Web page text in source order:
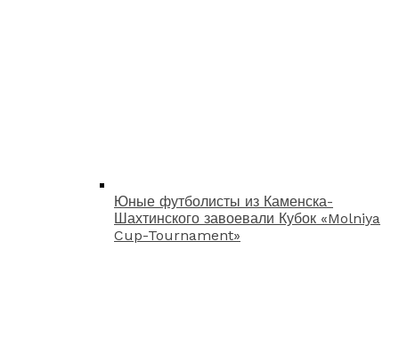
Юные футболисты из Каменска-
Шахтинского завоевали Кубок «Molniya
Cup-Tournament»